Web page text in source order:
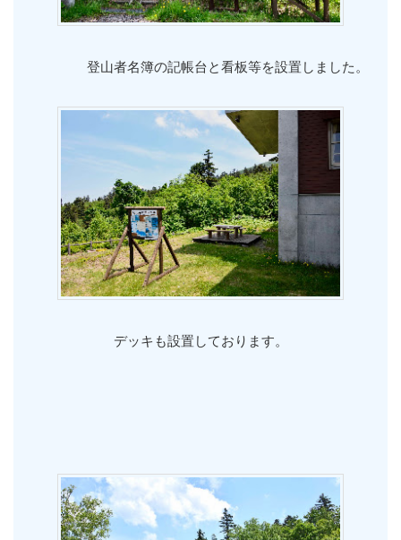
登山者名簿の記帳台と看板等を設置しました。
デッキも設置しております。